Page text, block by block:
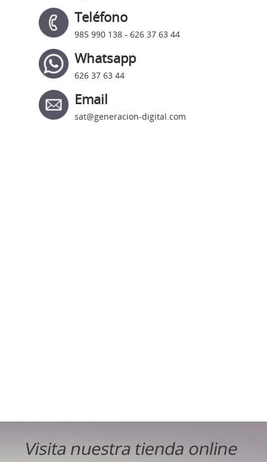
Teléfono
985 990 138 - 626 37 63 44
Whatsapp
626 37 63 44
Email
sat@generacion-digital.com